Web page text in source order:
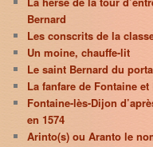
Bernard
Les conscrits de la
Un moine, chauffe-lit
Le saint Bernard du
La fanfare de Fontaine et
Fontaine-lès-Dijon
en 1574
Arinto(s) ou Aranto le